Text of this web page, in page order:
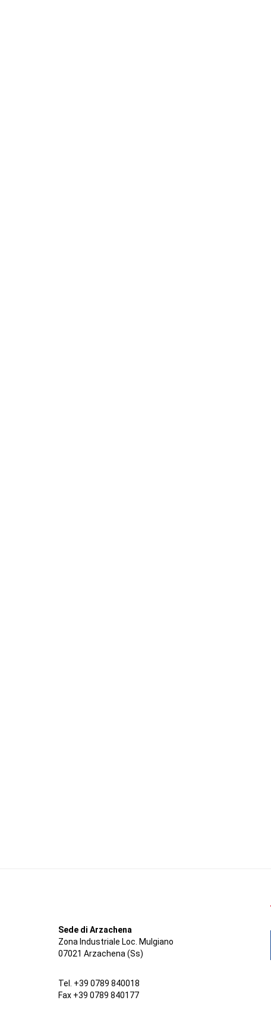
Sede di Arzachena
Zona Industriale Loc. Mulgiano
07021 Arzachena (Ss)
Tel. +39 0789 840018
Fax +39 0789 840177